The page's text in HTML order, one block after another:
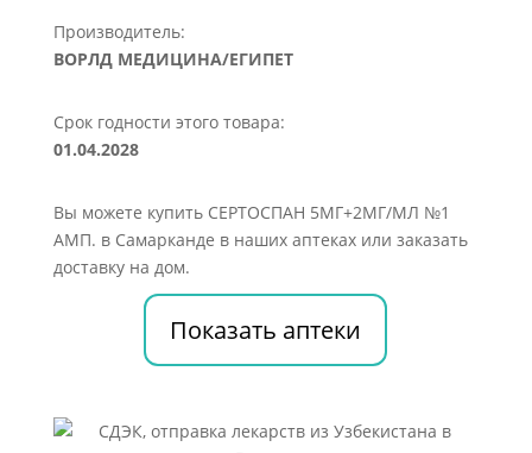
Производитель:
ВОРЛД МЕДИЦИНА/ЕГИПЕТ
Срок годности этого товара:
01.04.2028
Вы можете купить СЕРТОСПАН 5МГ+2МГ/МЛ №1
АМП. в Самарканде в наших аптеках или заказать
доставку на дом.
Показать аптеки